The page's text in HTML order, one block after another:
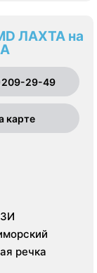
ЛАХТА на
29-49
карте
речка